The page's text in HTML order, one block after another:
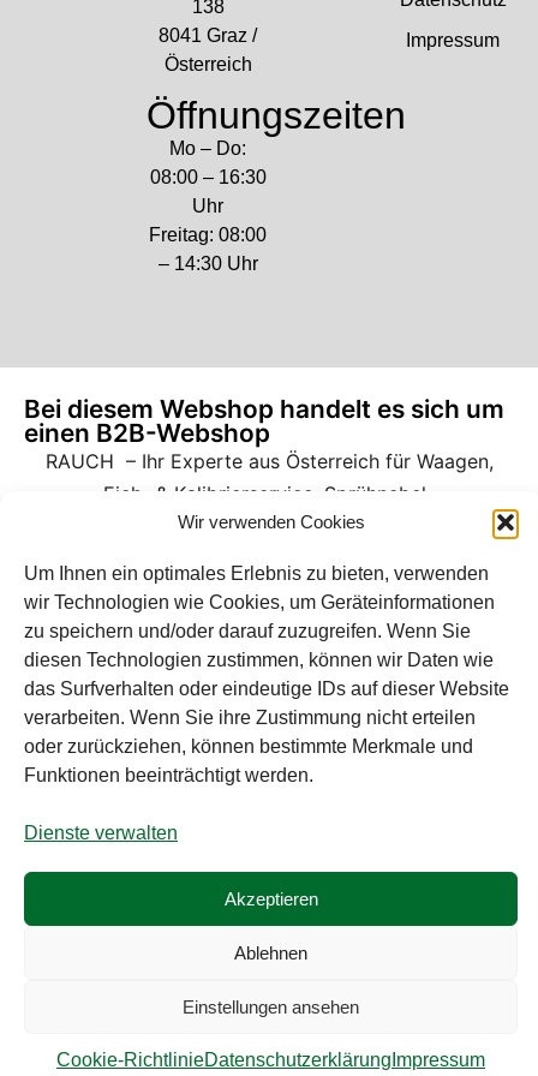
Wir verwenden Cookies
Um Ihnen ein optimales Erlebnis zu bieten, verwenden
wir Technologien wie Cookies, um Geräteinformationen
zu speichern und/oder darauf zuzugreifen. Wenn Sie
diesen Technologien zustimmen, können wir Daten wie
das Surfverhalten oder eindeutige IDs auf dieser Website
verarbeiten. Wenn Sie ihre Zustimmung nicht erteilen
oder zurückziehen, können bestimmte Merkmale und
Funktionen beeinträchtigt werden.
Dienste verwalten
Akzeptieren
Ablehnen
Einstellungen ansehen
Cookie-RichtlinieDatenschutzerklärung Impressum
138
8041 Graz /
Österreich
Öffnungszeiten
Mo – Do:
08:00 – 16:30
Uhr
Freitag: 08:00
– 14:30 Uhr
Impressum
Bei diesem Webshop handelt es sich um
einen B2B-Webshop
RAUCH – Ihr Experte aus Österreich für Waagen,
Eich- & Kalibrierservice, Sprühnebel-
Zerstäubungstechnik und Lebensmittelmaschinen.
Sämtliche Angebote der A. Rauch GmbH richten sich
nicht an Verbraucher, sondern ausschließlich an
gewerbliche Kunden, Institutionen, Kommunen usw.
aus Österreich, Deutschland und der Schweiz
(weitere Länder auf Anfrage). Alle Preisangaben
zzgl. MwSt. und zzgl. Versandkosten. Es gelten die
AGB der A. Rauch GmbH.